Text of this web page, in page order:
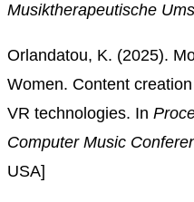
Musiktherapeutische
Orlandatou, K. (2025).
Women. Content
VR technologies. In
Computer Music
USA]